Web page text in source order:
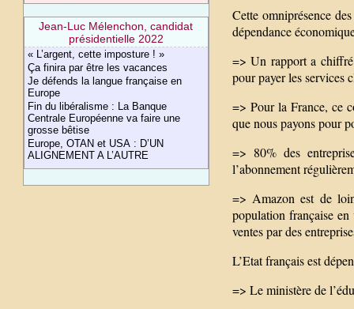
Jean-Luc Mélenchon, candidat
présidentielle 2022
« L’argent, cette imposture ! »
Ça finira par être les vacances
Je défends la langue française en
Europe
Fin du libéralisme : La Banque
Centrale Européenne va faire une
grosse bêtise
Europe, OTAN et USA : D’UN
ALIGNEMENT A L’AUTRE
Cette omniprésence
dépendance
=> Un rapport a
pour payer les services
=> Pour la France, ce
que nous payons pour
=> 80% des
l’abonnement
=> Amazon est de
population française
ventes par des
L’Etat français est
=> Le ministère de